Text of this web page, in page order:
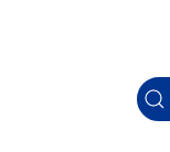
Suche